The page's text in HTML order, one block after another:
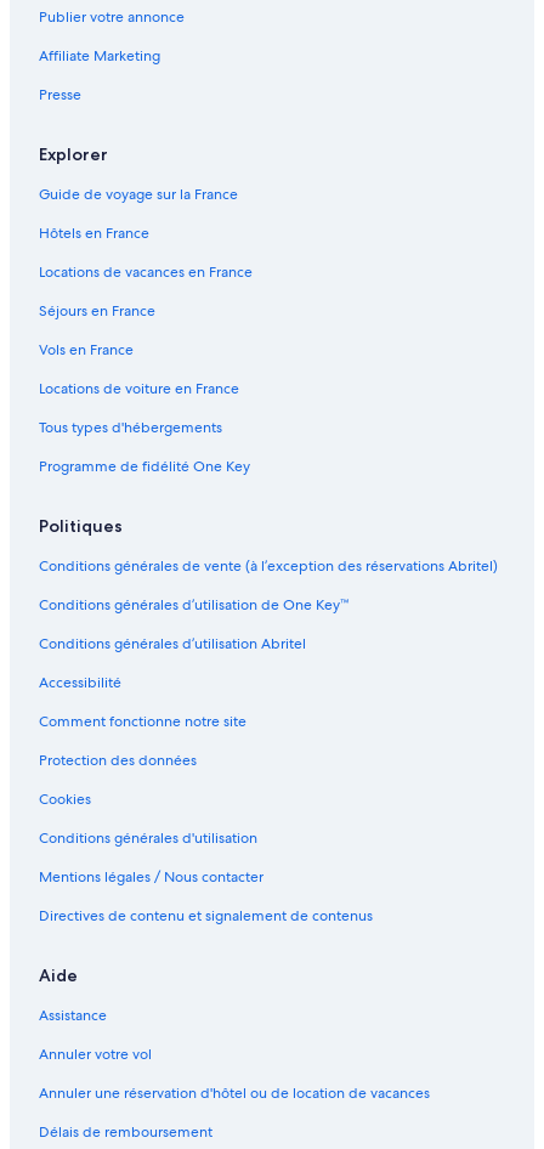
e
u
x
i
u
E
D
m
E
p
e
e
c
L
a
z
r
t
g
A
l
s
i
e
t
p
i
a
t
o
l
a
e
L
i
s
u
e
d
L
x
e
Publier votre annonce
Affiliate Marketing
Presse
Explorer
Guide de voyage sur la France
Hôtels en France
Locations de vacances en France
Séjours en France
Vols en France
Locations de voiture en France
Tous types d'hébergements
Programme de fidélité One Key
Politiques
Conditions générales de vente (à l’exception des réservations Abritel)
Conditions générales d’utilisation de One Key™
Conditions générales d’utilisation Abritel
Accessibilité
Comment fonctionne notre site
Protection des données
Cookies
Conditions générales d'utilisation
Mentions légales / Nous contacter
Directives de contenu et signalement de contenus
Aide
Assistance
Annuler votre vol
Annuler une réservation d'hôtel ou de location de vacances
Délais de remboursement